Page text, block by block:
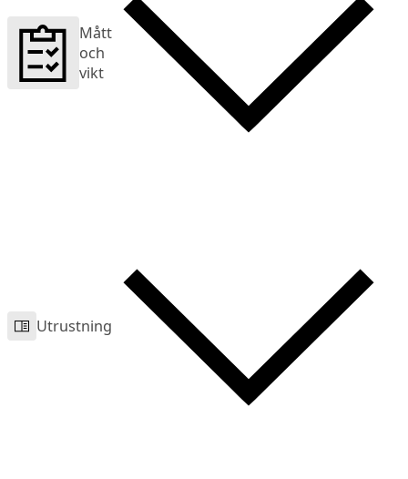
Mått
och
vikt
Utrustning